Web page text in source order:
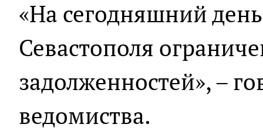
«На сегодняшний
Севастополя
задолженностей», –
ведомиства.